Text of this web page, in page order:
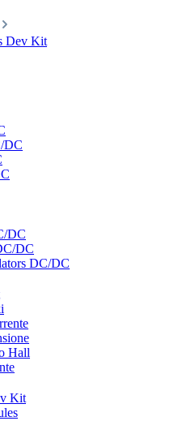
Dev Kit
DC
DC
DC
DC/DC
Hall
Kit